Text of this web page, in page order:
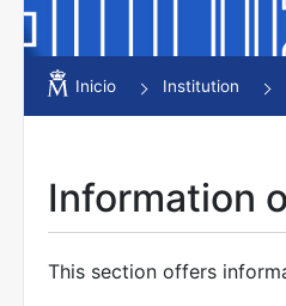
Show/Hide
Inicio Institution
Information
This section offers